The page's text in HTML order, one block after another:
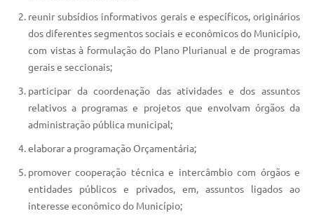
reunir subsídios informativos gerais e específicos, originários
dos diferentes segmentos sociais e econômicos do Município,
com vistas à formulação do Plano Plurianual e de programas
gerais e seccionais;
participar da coordenação das atividades e dos assuntos
relativos a programas e projetos que envolvam órgãos da
administração pública municipal;
elaborar a programação Orçamentária;
promover cooperação técnica e intercâmbio com órgãos e
entidades públicos e privados, em, assuntos ligados ao
interesse econômico do Município;